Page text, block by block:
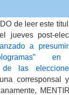
de leer este
jueves post-
a
de las
corresponsal